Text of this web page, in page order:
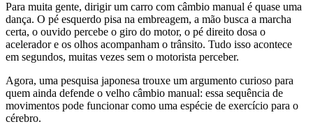
Para muita gente, dirigir um carro com câmbio manual é quase uma
dança. O pé esquerdo pisa na embreagem, a mão busca a marcha
certa, o ouvido percebe o giro do motor, o pé direito dosa o
acelerador e os olhos acompanham o trânsito. Tudo isso acontece
em segundos, muitas vezes sem o motorista perceber.
Agora, uma pesquisa japonesa trouxe um argumento curioso para
quem ainda defende o velho câmbio manual: essa sequência de
movimentos pode funcionar como uma espécie de exercício para o
cérebro.